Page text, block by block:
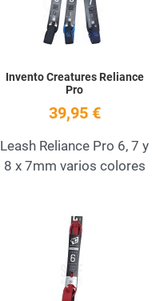
Invento Creatures Reliance
Pro
39,95 €
Leash Reliance Pro 6, 7 y
8 x 7mm varios colores